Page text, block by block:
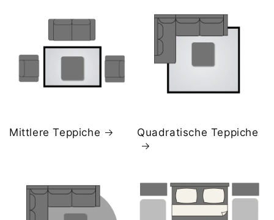
Mittlere Teppiche Quadratische Teppiche